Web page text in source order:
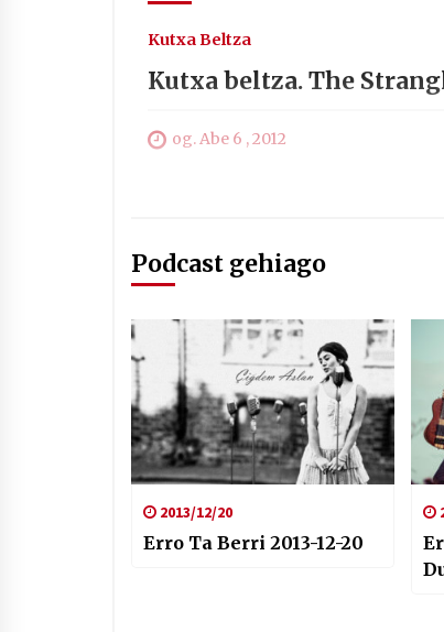
Kutxa Beltza
Kutxa beltza. The
og. Abe 6 , 2012
Podcast gehiago
2013/12/20
Erro Ta Berri 2013-12-20